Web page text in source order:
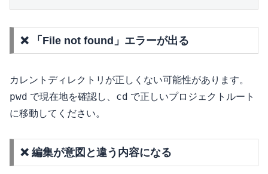
❌ 「File not found」エラーが出る
カレントディレクトリが正しくない可能性があります。
pwd で現在地を確認し、 cd で正しいプロジェクトルート
に移動してください。
❌ 編集が意図と違う内容になる